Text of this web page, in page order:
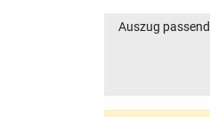
Auszug